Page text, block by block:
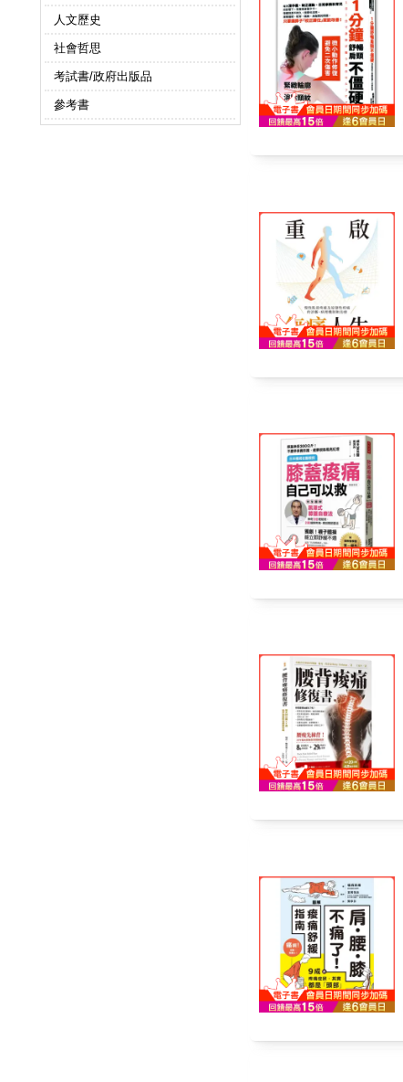
人文歷史
社會哲思
考試書/政府出版品
參考書